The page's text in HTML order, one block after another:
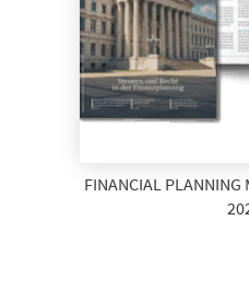
FINANCIAL